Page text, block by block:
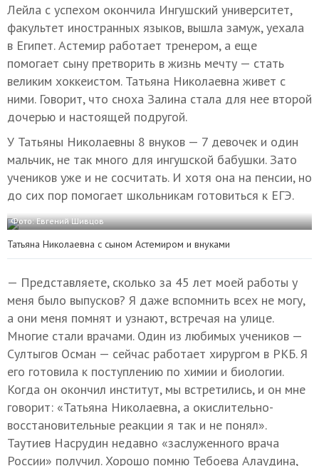
Лейла с успехом окончила Ингушский университет,
факультет иностранных языков, вышла замуж, уехала
в Египет. Астемир работает тренером, а еще
помогает сыну претворить в жизнь мечту — стать
великим хоккеистом. Татьяна Николаевна живет с
ними. Говорит, что сноха Залина стала для нее второй
дочерью и настоящей подругой.
У Татьяны Николаевны 8 внуков — 7 девочек и один
мальчик, не так много для ингушской бабушки. Зато
учеников уже и не сосчитать. И хотя она на пенсии, но
до сих пор помогает школьникам готовиться к ЕГЭ.
Фото: Евгений Шивцов
Татьяна Николаевна с сыном Астемиром и внуками
— Представляете, сколько за 45 лет моей работы у
меня было выпусков? Я даже вспомнить всех не могу,
а они меня помнят и узнают, встречая на улице.
Многие стали врачами. Один из любимых учеников —
Султыгов Осман — сейчас работает хирургом в РКБ. Я
его готовила к поступлению по химии и биологии.
Когда он окончил институт, мы встретились, и он мне
говорит: «Татьяна Николаевна, а окислительно-
восстановительные реакции я так и не понял».
Таутиев Насрудин недавно «заслуженного врача
России» получил. Хорошо помню Тебоева Алаудина,